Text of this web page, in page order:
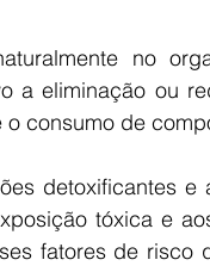
no
a eliminação ou
consumo de
detoxificantes e
tóxica e
fatores de risco